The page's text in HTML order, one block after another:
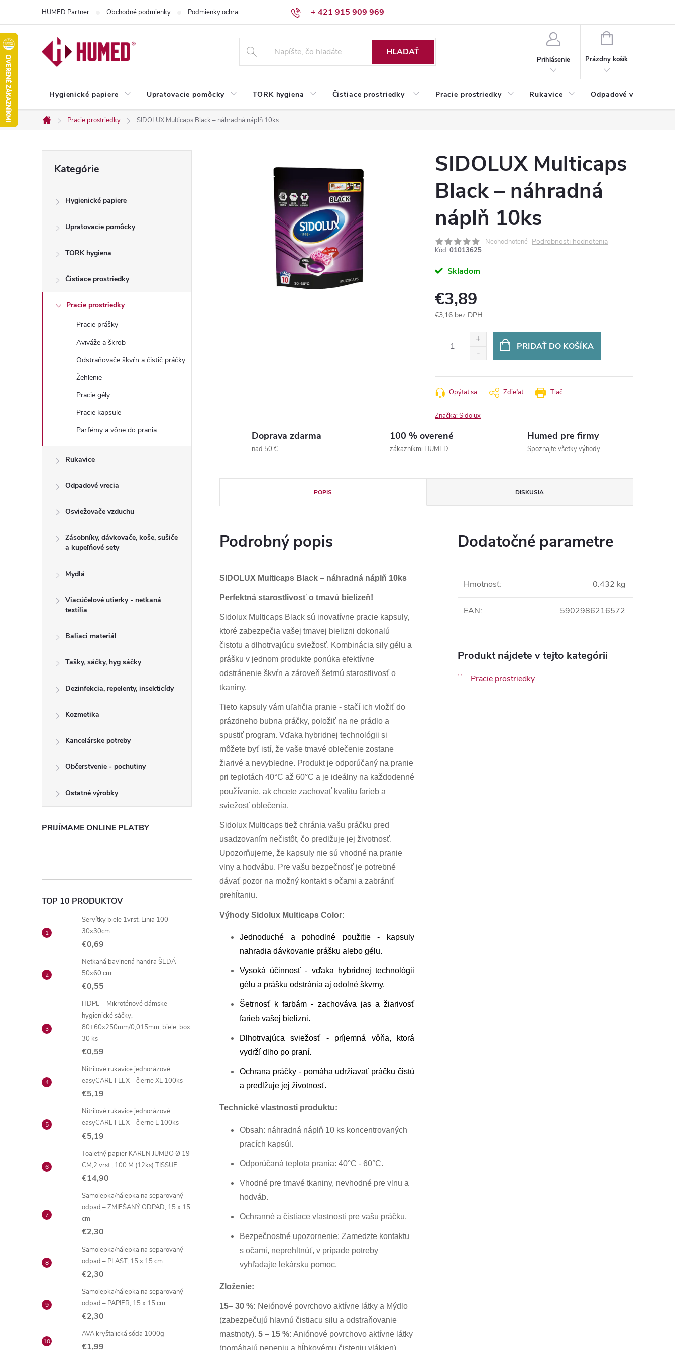
obsah
+ 421 915 909 969
HUMED Partner Obchodné podmienky Podmienky ochrany osobných údajov Reklamačný poriadok
HĽADAŤ
Prihlásenie
NÁKUPNÝ
Prázdny košík
Hygienické papiere Upratovacie pomôcky TORK hygiena Čistiace prostriedky Pracie prostriedky Rukavice Odpadové vrecia
Domov
Pracie prostriedky SIDOLUX Multicaps Black – náhradná náplň 10ks
p
kategórie
Kategórie
Hygienické papiere
Upratovacie pomôcky
TORK hygiena
Čistiace prostriedky
Pracie prostriedky
Pracie prášky
Aviváže a škrob
Odstraňovače škvŕn a čistič práčky
Žehlenie
Pracie gély
Pracie kapsule
Parfémy a vône do prania
Rukavice
Odpadové vrecia
Osviežovače vzduchu
Zásobníky, dávkovače, koše, sušiče
a kupeľňové sety
Mydlá
Viacúčelové utierky - netkaná
textília
Baliaci materiál
Tašky, sáčky, hyg sáčky
Dezinfekcia, repelenty, insekticídy
Kozmetika
Kancelárske potreby
Občerstvenie - pochutiny
Ostatné výrobky
PRIJÍMAME ONLINE PLATBY
TOP 10 PRODUKTOV
Servítky biele 1vrst. Linia 100
30x30cm
€0,69
Netkaná bavlnená handra ŠEDÁ
50x60 cm
€0,55
HDPE – Mikroténové dámske
hygienické sáčky,
80+60x250mm/0,015mm, biele, box
30 ks
€0,59
Nitrilové rukavice jednorázové
easyCARE FLEX – čierne XL 100ks
€5,19
Nitrilové rukavice jednorázové
easyCARE FLEX – čierne L 100ks
€5,19
Toaletný papier KAREN JUMBO Ø 19
CM,2 vrst., 100 M (12ks) TISSUE
€14,90
Samolepka/nálepka na separovaný
odpad – ZMIEŠANÝ ODPAD, 15 x 15
cm
€2,30
Samolepka/nálepka na separovaný
odpad – PLAST, 15 x 15 cm
€2,30
Samolepka/nálepka na separovaný
odpad – PAPIER, 15 x 15 cm
€2,30
AVA kryštalická sóda 1000g
€1,99
SIDOLUX Multicaps
Black – náhradná
náplň 10ks
Neohodnotené Podrobnosti hodnotenia
Kód: 01013625
Skladom
€3,89
€3,16 bez DPH
PRIDAŤ DO KOŠÍKA
Tlač
Opýtať sa Zdieľať
Značka:Sidolux
Doprava zdarma
nad 50 €
100 % overené
zákazníkmi HUMED
Humed pre firmy
Spoznajte všetky výhody.
POPIS DISKUSIA
Podrobný popis
SIDOLUX Multicaps Black – náhradná náplň 10ks
Perfektná starostlivosť o tmavú bielizeň!
Sidolux Multicaps Black sú inovatívne pracie kapsuly,
ktoré zabezpečia vašej tmavej bielizni dokonalú
čistotu a dlhotrvajúcu sviežosť. Kombinácia sily gélu a
prášku v jednom produkte ponúka efektívne
odstránenie škvŕn a zároveň šetrnú starostlivosť o
tkaniny.
Tieto kapsuly vám uľahčia pranie - stačí ich vložiť do
prázdneho bubna práčky, položiť na ne prádlo a
spustiť program. Vďaka hybridnej technológii si
môžete byť istí, že vaše tmavé oblečenie zostane
žiarivé a nevybledne. Produkt je odporúčaný na pranie
pri teplotách 40°C až 60°C a je ideálny na každodenné
používanie, ak chcete zachovať kvalitu farieb a
sviežosť oblečenia.
Sidolux Multicaps tiež chránia vašu práčku pred
usadzovaním nečistôt, čo predlžuje jej životnosť.
Upozorňujeme, že kapsuly nie sú vhodné na pranie
vlny a hodvábu. Pre vašu bezpečnosť je potrebné
dávať pozor na možný kontakt s očami a zabrániť
prehĺtaniu.
Výhody Sidolux Multicaps Color:
Jednoduché a pohodlné použitie- kapsuly
nahradia dávkovanie prášku alebo gélu.
Vysoká účinnosť - vďaka hybridnej technológii
gélu a prášku odstránia aj odolné škvrny.
Šetrnosť k farbám - zachováva jas a žiarivosť
farieb vašej bielizni.
Dlhotrvajúca sviežosť - príjemná vôňa, ktorá
vydrží dlho po praní.
Ochrana práčky- pomáha udržiavať práčku čistú
a predlžuje jej životnosť.
Technické vlastnosti produktu:
Obsah: náhradná náplň 10 ks koncentrovaných
pracích kapsúl.
Odporúčaná teplota prania: 40°C - 60°C.
Vhodné pre tmavé tkaniny, nevhodné pre vlnu a
hodváb.
Ochranné a čistiace vlastnosti pre vašu práčku.
Bezpečnostné upozornenie: Zamedzte kontaktu
s očami, neprehltnúť, v prípade potreby
vyhľadajte lekársku pomoc.
Zloženie:
15– 30 %: Neiónové povrchovo aktívne látky a Mýdlo
(zabezpečujú hlavnú čistiacu silu a odstraňovanie
mastnoty). 5 – 15 %: Aniónové povrchovo aktívne látky
(pomáhajú peneniu a hĺbkovému čisteniu vlákien).
Dodatočné parametre
Hmotnosť: 0.432 kg
EAN: 5902986216572
Produkt nájdete v tejto kategórii
Pracie prostriedky